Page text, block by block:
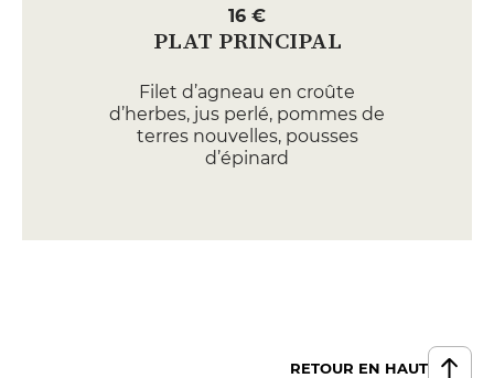
16 €
PLAT PRINCIPAL
Filet d’agneau en croûte
d’herbes, jus perlé, pommes de
terres nouvelles, pousses
d’épinard
Truite grillée, coulis de petits pois,
Omelette norvégienne, fraise,
RETOUR EN HAUT